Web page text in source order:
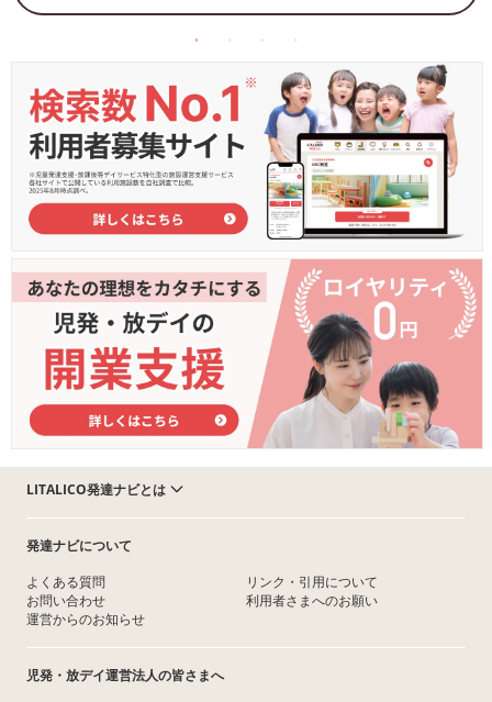
LITALICO発達ナビとは
発達ナビについて
よくある質問
お問い合わせ
運営からのお知らせ
リンク・引用について
利用者さまへのお願い
児発・放デイ運営法人の皆さまへ